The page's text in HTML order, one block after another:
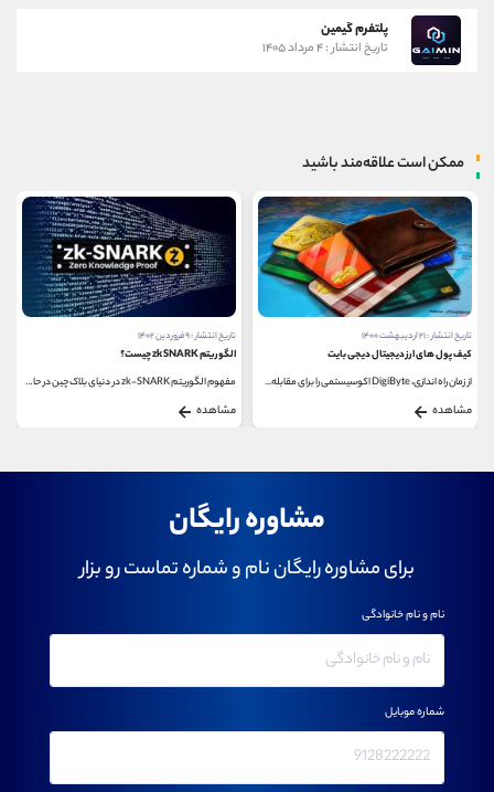
پلتفرم گیمین
تاریخ انتشار : ۴ مرداد ۱۴۰۵
ممکن است علاقه‌مند باشید
تاریخ انتشار : ۹ فروردین ۱۴۰۲
الگوریتم zk SNARK چیست؟
مفهوم الگوریتم zk-SNARK در دنیای بلاک چین در حال...
مشاهده
تاریخ انتشار : ۳۰ دی ۱۴۰۳
راه های سرمایه گذاری در بلاک چین
سرمایه‌گذاری در بلاک چین یکی از جذاب ‌ترین...
مشاهده
مشاوره رایگان
برای مشاوره رایگان نام و شماره تماست رو بزار
نام و نام خانوادگی
شماره موبایل